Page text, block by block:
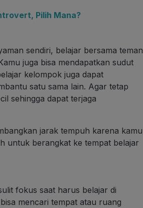
Pilih Mana?
sendiri, belajar bersama teman
juga bisa mendapatkan sudut
kelompok juga dapat
satu sama lain. Agar tetap
sehingga dapat terjaga
jarak tempuh karena kamu
untuk berangkat ke tempat belajar
fokus saat harus belajar di
mencari tempat atau ruang